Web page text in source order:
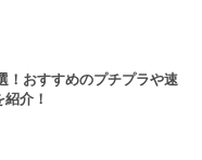
！おすすめのプチプラや速
介！